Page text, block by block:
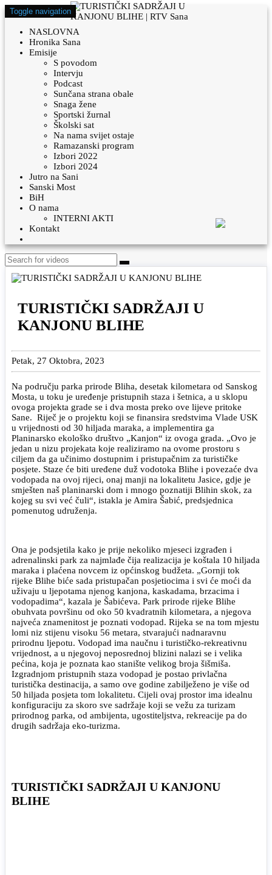
Toggle navigation
NASLOVNA
Hronika Sana
Emisije
S povodom
Intervju
Podcast
Sunčana strana obale
Snaga žene
Sportski žurnal
Školski sat
Na nama svijet ostaje
Ramazanski program
Izbori 2022
Izbori 2024
Jutro na Sani
Sanski Most
BiH
O nama
INTERNI AKTI
Kontakt
TURISTIČKI SADRŽAJI U
KANJONU BLIHE
Petak, 27 Oktobra, 2023
Na području parka prirode Bliha, desetak kilometara od Sanskog
Mosta, u toku je uređenje pristupnih staza i šetnica, a u sklopu
ovoga projekta grade se i dva mosta preko ove lijeve pritoke
Sane. Riječ je o projektu koji se finansira sredstvima Vlade USK
u vrijednosti od 30 hiljada maraka, a implementira ga
Planinarsko ekološko društvo „Kanjon“ iz ovoga grada. „Ovo je
jedan u nizu projekata koje realiziramo na ovome prostoru s
ciljem da ga učinimo dostupnim i pristupačnim za turističke
posjete. Staze će biti uređene duž vodotoka Blihe i povezaće dva
vodopada na ovoj rijeci, onaj manji na lokalitetu Jasice, gdje je
smješten naš planinarski dom i mnogo poznatiji Blihin skok, za
kojeg su svi već čuli“, istakla je Amira Šabić, predsjednica
pomenutog udruženja.
Ona je podsjetila kako je prije nekoliko mjeseci izgrađen i
adrenalinski park za najmlađe čija realizacija je koštala 10 hiljada
maraka i plaćena novcem iz općinskog budžeta. „Gornji tok
rijeke Blihe biće sada pristupačan posjetiocima i svi će moći da
uživaju u ljepotama njenog kanjona, kaskadama, brzacima i
vodopadima“, kazala je Šabićeva. Park prirode rijeke Blihe
obuhvata površinu od oko 50 kvadratnih kilometara, a njegova
najveća znamenitost je poznati vodopad. Rijeka se na tom mjestu
lomi niz stijenu visoku 56 metara, stvarajući nadnaravnu
prirodnu ljepotu. Vodopad ima naučnu i turističko-rekreativnu
vrijednost, a u njegovoj neposrednoj blizini nalazi se i velika
pećina, koja je poznata kao stanište velikog broja šišmiša.
Izgradnjom pristupnih staza vodopad je postao privlačna
turistička destinacija, a samo ove godine zabilježeno je više od
50 hiljada posjeta tom lokalitetu. Cijeli ovaj prostor ima idealnu
konfiguraciju za skoro sve sadržaje koji se vežu za turizam
prirodnog parka, od ambijenta, ugostiteljstva, rekreacije pa do
drugih sadržaja eko-turizma.
TURISTIČKI SADRŽAJI U KANJONU
BLIHE